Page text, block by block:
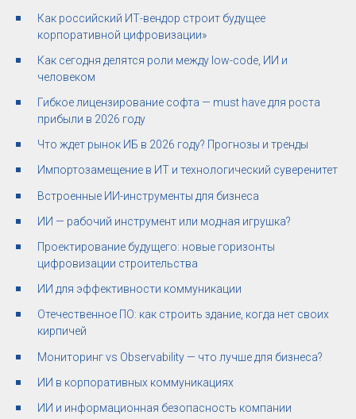
Как российский ИТ-вендор строит будущее
корпоративной цифровизации»
Как сегодня делятся роли между low-code, ИИ и
человеком
Гибкое лицензирование софта — must have для роста
прибыли в 2026 году
Что ждет рынок ИБ в 2026 году? Прогнозы и тренды
Импортозамещение в ИТ и технологический суверенитет
Встроенные ИИ-инструменты для бизнеса
ИИ — рабочий инструмент или модная игрушка?
Проектирование будущего: новые горизонты
цифровизации строительства
ИИ для эффективности коммуникации
Отечественное ПО: как строить здание, когда нет своих
кирпичей
Мониторинг vs Observability — что лучше для бизнеса?
ИИ в корпоративных коммуникациях
ИИ и информационная безопасность компании